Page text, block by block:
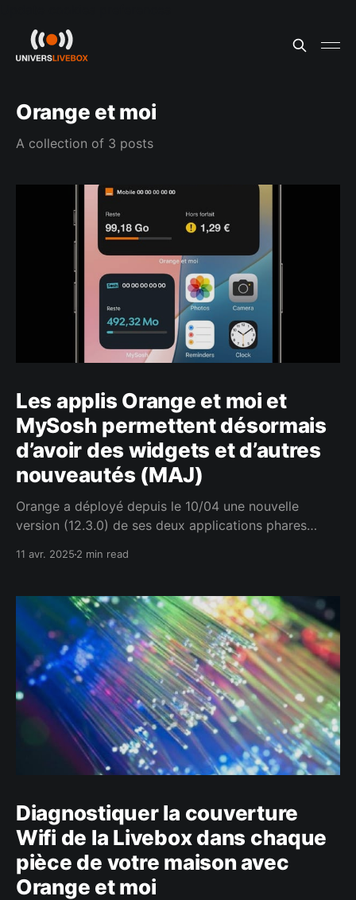
Orange et moi
A collection of 3 posts
Les applis Orange et moi et
MySosh permettent désormais
d’avoir des widgets et d’autres
nouveautés (MAJ)
Orange a déployé depuis le 10/04 une nouvelle
version (12.3.0) de ses deux applications phares
à l’écran de leur Smartphone, sans passer par
11 avr. 2025 2 min read
Diagnostiquer la couverture
Wifi de la Livebox dans chaque
pièce de votre maison avec
Orange et moi